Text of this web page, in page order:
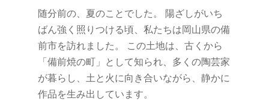
随分前の、夏のことでした。 陽ざしがいち
ばん強く照りつける頃、私たちは岡山県の備
前市を訪れました。 この土地は、古くから
「備前焼の町」として知られ、多くの陶芸家
が暮らし、土と火に向き合いながら、静かに
作品を生み出しています。